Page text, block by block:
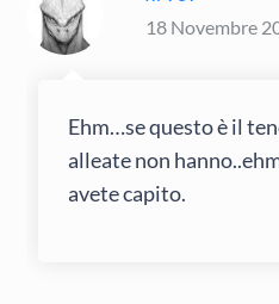
18 Novembre
Ehm…se questo è il
alleate non
avete capito.